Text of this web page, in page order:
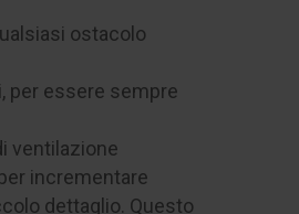
ostacolo
per essere sempre
ventilazione
incrementare
dettaglio. Questo